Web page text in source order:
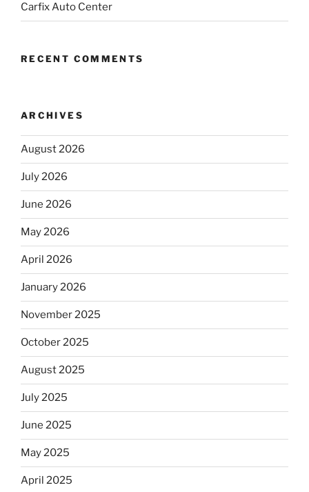
Carfix Auto Center
RECENT COMMENTS
ARCHIVES
August 2026
July 2026
June 2026
May 2026
April 2026
January 2026
November 2025
October 2025
August 2025
July 2025
June 2025
May 2025
April 2025